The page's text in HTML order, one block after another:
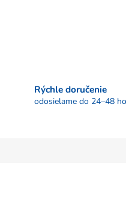
Rýchle doručenie
odosielame do 24–48